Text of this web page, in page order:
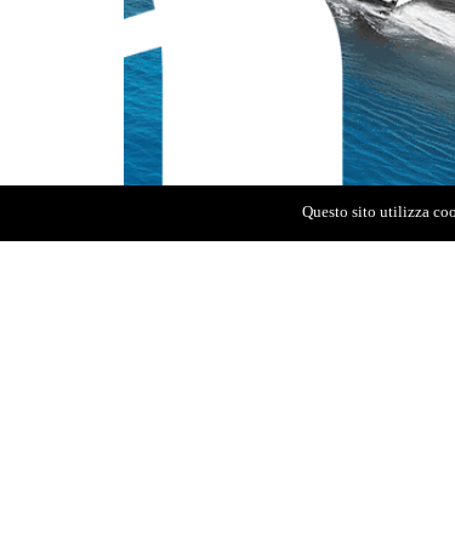
Questo sito utilizza